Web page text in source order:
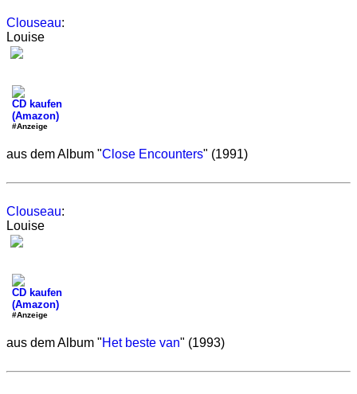
Clouseau:
Louise
CD kaufen
(Amazon)
#Anzeige
aus dem Album "Close Encounters" (1991)
Clouseau:
Louise
CD kaufen
(Amazon)
#Anzeige
aus dem Album "Het beste van" (1993)